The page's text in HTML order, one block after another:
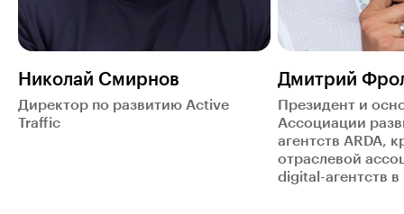
Николай Смирнов
Директор по развитию Active
Traffic
Дмитрий
Президент и
Ассоциации
агентств ARDA,
отраслевой
digital-агентств